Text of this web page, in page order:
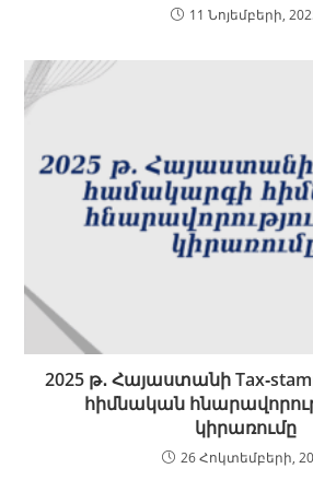
11 Նոյեմբերի,
2025 թ․ Հայաստանի
հիմնական
կիրառումը
26 Հոկտեմբերի,